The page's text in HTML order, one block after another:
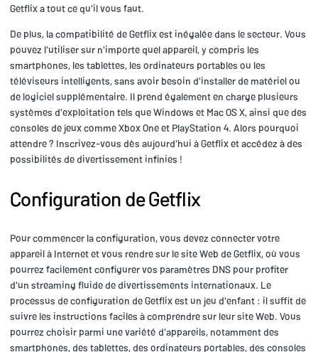
Getflix a tout ce qu'il vous faut.
De plus, la compatibilité de Getflix est inégalée dans le secteur. Vous
pouvez l'utiliser sur n'importe quel appareil, y compris les
smartphones, les tablettes, les ordinateurs portables ou les
téléviseurs intelligents, sans avoir besoin d'installer de matériel ou
de logiciel supplémentaire. Il prend également en charge plusieurs
systèmes d'exploitation tels que Windows et Mac OS X, ainsi que des
consoles de jeux comme Xbox One et PlayStation 4. Alors pourquoi
attendre ? Inscrivez-vous dès aujourd'hui à Getflix et accédez à des
possibilités de divertissement infinies !
Configuration de Getflix
Pour commencer la configuration, vous devez connecter votre
appareil à Internet et vous rendre sur le site Web de Getflix, où vous
pourrez facilement configurer vos paramètres DNS pour profiter
d'un streaming fluide de divertissements internationaux. Le
processus de configuration de Getflix est un jeu d'enfant : il suffit de
suivre les instructions faciles à comprendre sur leur site Web. Vous
pourrez choisir parmi une variété d'appareils, notamment des
smartphones, des tablettes, des ordinateurs portables, des consoles